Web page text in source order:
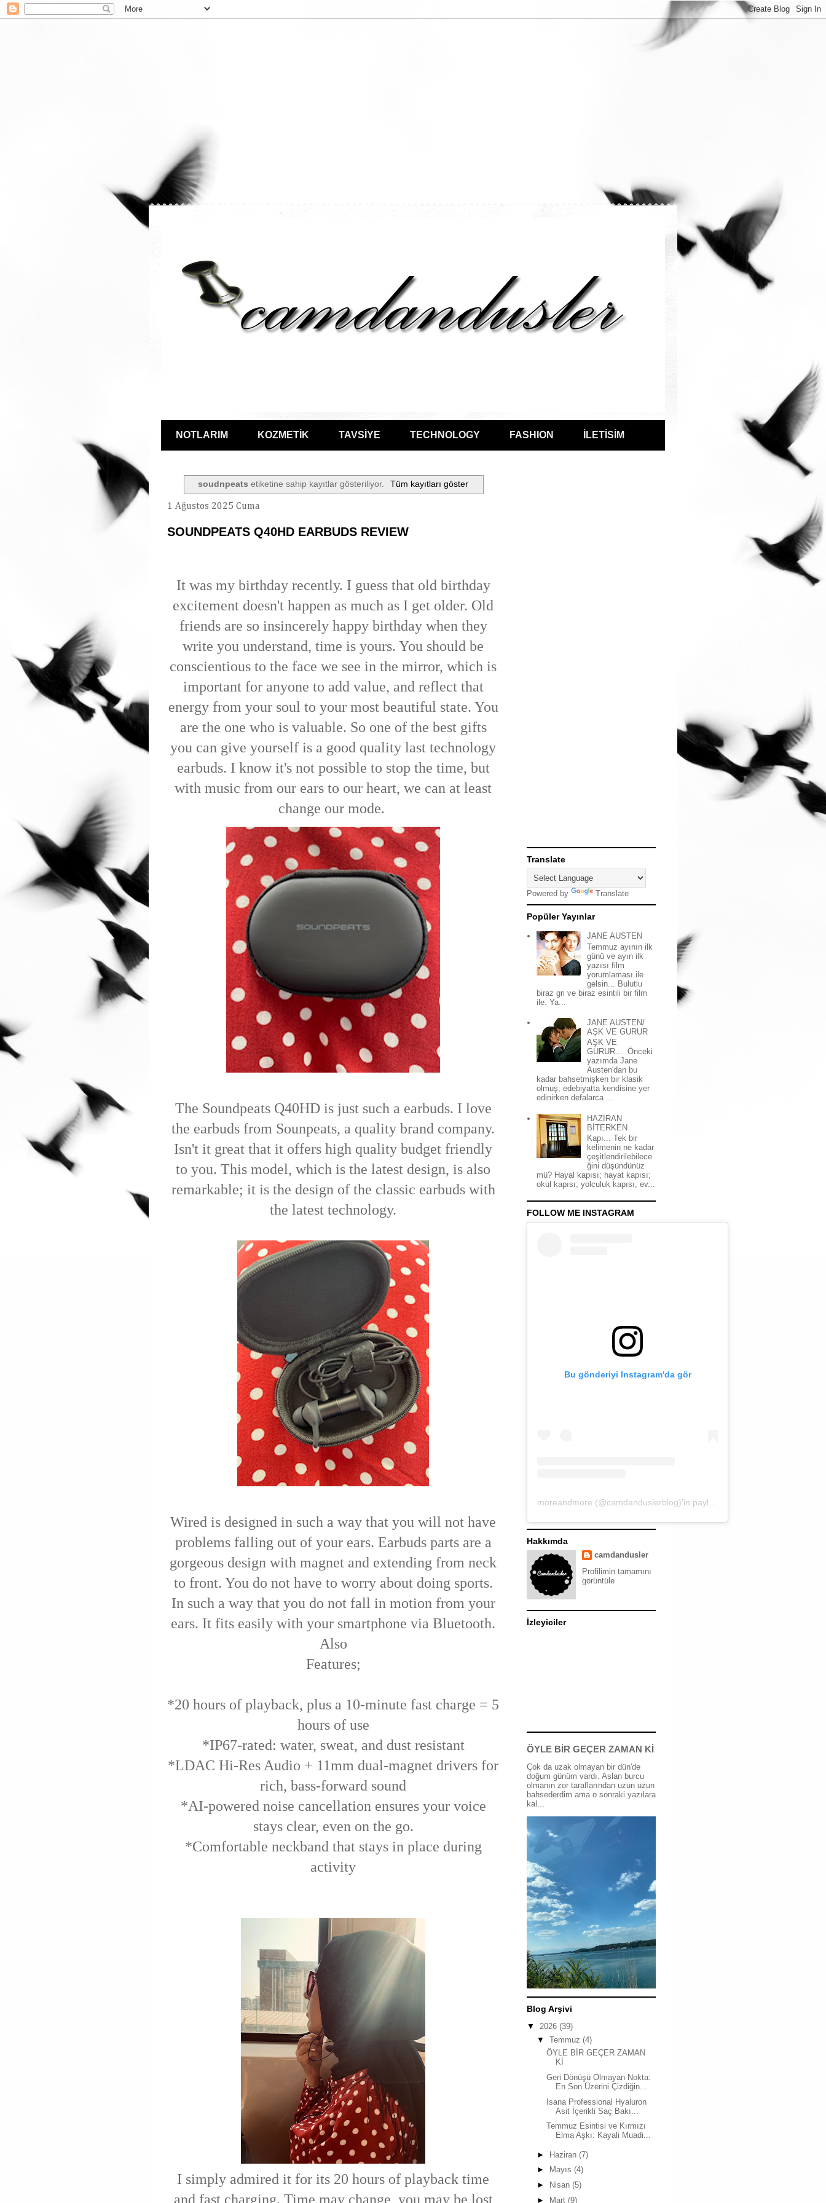
NOTLARIM KOZMETİK TAVSİYE TECHNOLOGY FASHION İLETİSİM
soudnpeats etiketine sahip kayıtlar gösteriliyor. Tüm kayıtları göster
1 Ağustos 2025 Cuma
SOUNDPEATS Q40HD EARBUDS REVIEW
It was my birthday recently. I guess that old birthday
excitement doesn't happen as much as I get older. Old
friends are so insincerely happy birthday when they
write you understand, time is yours. You should be
conscientious to the face we see in the mirror, which is
important for anyone to add value, and reflect that
energy from your soul to your most beautiful state. You
are the one who is valuable. So one of the best gifts
you can give yourself is a good quality last technology
earbuds. I know it's not possible to stop the time, but
with music from our ears to our heart, we can at least
change our mode.
The Soundpeats Q40HD is just such a earbuds. I love
the earbuds from Sounpeats, a quality brand company.
Isn't it great that it offers high quality budget friendly
to you. This model, which is the latest design, is also
remarkable; it is the design of the classic earbuds with
the latest technology.
Wired is designed in such a way that you will not have
problems falling out of your ears. Earbuds parts are a
gorgeous design with magnet and extending from neck
to front. You do not have to worry about doing sports.
In such a way that you do not fall in motion from your
ears. It fits easily with your smartphone via Bluetooth.
Also
Features;
*20 hours of playback, plus a 10-minute fast charge = 5
hours of use
*IP67-rated: water, sweat, and dust resistant
*LDAC Hi-Res Audio + 11mm dual-magnet drivers for
rich, bass-forward sound
*AI-powered noise cancellation ensures your voice
stays clear, even on the go.
*Comfortable neckband that stays in place during
activity
I simply admired it for its 20 hours of playback time
and fast charging. Time may change, you may be lost
Translate
Powered by Translate
Popüler Yayınlar
JANE AUSTEN
Temmuz ayının ilk
günü ve ayın ilk
yazısı film
yorumlaması ile
gelsin... Bulutlu
biraz gri ve biraz esintili bir film
ile. Ya...
JANE AUSTEN/
AŞK VE GURUR
AŞK VE
GURUR... Önceki
yazımda Jane
Austen'dan bu
kadar bahsetmişken bir klasik
olmuş; edebiyatta kendisine yer
edinirken defalarca ...
HAZİRAN
BİTERKEN
Kapı... Tek bir
kelimenin ne kadar
çeşitlendirilebilece
ğini düşündünüz
mü? Hayal kapısı; hayat kapısı;
okul kapısı; yolculuk kapısı, ev...
FOLLOW ME INSTAGRAM
Bu gönderiyi Instagram'da gör
Hakkımda
camdandusler
Profilimin tamamını
görüntüle
İzleyiciler
ÖYLE BİR GEÇER ZAMAN Kİ
Çok da uzak olmayan bir dün'de
doğum günüm vardı. Aslan burcu
olmanın zor taraflarından uzun uzun
bahsederdim ama o sonraki yazılara
kal...
Blog Arşivi
▼ 2026 (39)
▼ Temmuz (4)
ÖYLE BİR GEÇER ZAMAN
Kİ
Geri Dönüşü Olmayan Nokta:
En Son Üzerini Çizdiğin...
Isana Professional Hyaluron
Asit İçerikli Saç Bakı...
Temmuz Esintisi ve Kırmızı
Elma Aşkı: Kayali Muadi...
► Haziran (7)
►
Mayıs (4)
►
Nisan (5)
►
Mart (9)